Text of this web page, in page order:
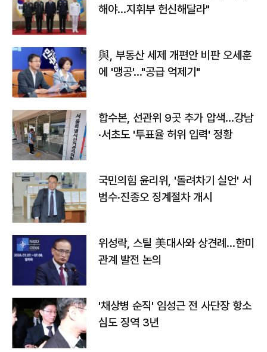
해야…지휘부 헌신해달라"
與, 부동산 세제 개편안 비판 오세훈
에 '맹공'…"공급 억제기"
합수본, 선관위 9곳 추가 압색…강남
·서초도 '투표율 허위 입력' 정황
국민의힘 윤리위, '돌려차기 실언' 서
범수·진종오 징계절차 개시
위성락, 스틸 美대사와 상견례…한미
관계 발전 논의
'채상병 순직' 임성근 전 사단장 항소
심도 징역 3년